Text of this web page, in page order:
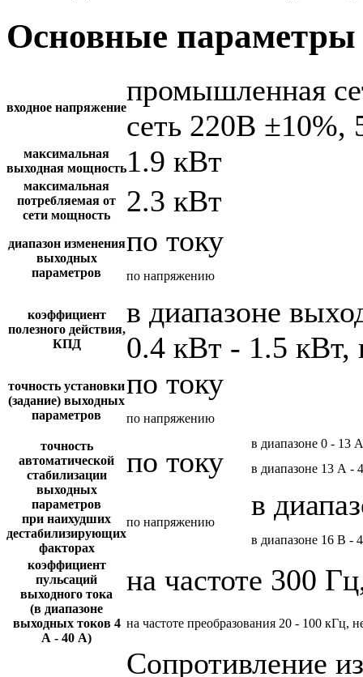
Основные параметры
входное напряжение
промышленная
сеть 220В ±10%,
максимальная
выходная мощность1.9 кВт
максимальная
потребляемая от
сети мощность
2.3 кВт
диапазон изменения
выходных
параметров
по току
по напряжению
коэффициент
полезного действия,
КПД
в диапазоне
0.4 кВт - 1.5 кВт,
точность установки
(задание) выходных
параметров
по току
по напряжению
точность
автоматической
стабилизации
выходных
параметров
при наихудших
дестабилизирующих
факторах
по току
в диапазоне 0 - 13 А
в диапазоне 13 А -
по напряжению
в
в диапазоне 16 В -
коэффициент
пульсаций
выходного тока
(в диапазоне
выходных токов 4
А - 40 А)
на частоте 300
на частоте преобразования 20 - 100 кГц,
Сопротивление